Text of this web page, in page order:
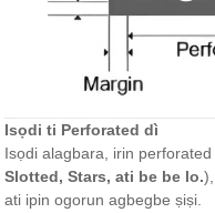
Isọdi ti Perforated dì
Isọdi alagbara, irin
Slotted, Stars, ati be be lo.
ati ipin ogorun agbegbe ṣiṣi.